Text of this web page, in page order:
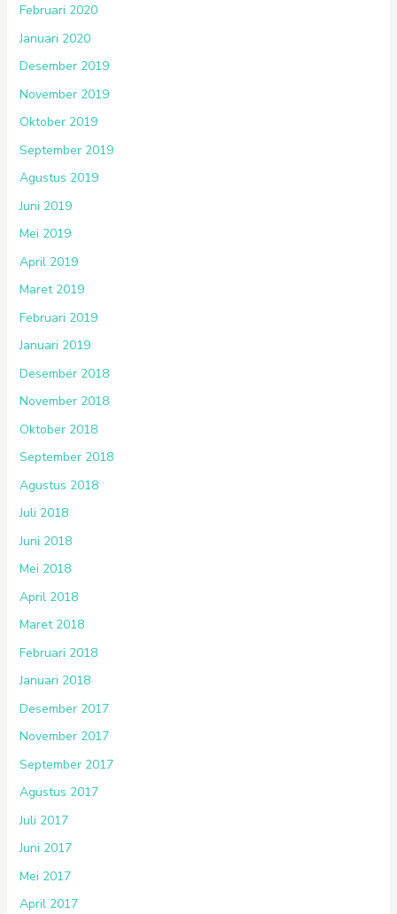
Februari 2020
Januari 2020
Desember 2019
November 2019
Oktober 2019
September 2019
Agustus 2019
Juni 2019
Mei 2019
April 2019
Maret 2019
Februari 2019
Januari 2019
Desember 2018
November 2018
Oktober 2018
September 2018
Agustus 2018
Juli 2018
Juni 2018
Mei 2018
April 2018
Maret 2018
Februari 2018
Januari 2018
Desember 2017
November 2017
September 2017
Agustus 2017
Juli 2017
Juni 2017
Mei 2017
April 2017